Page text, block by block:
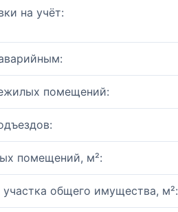
на учёт:
помещений:
помещений, м²:
общего имущества, м²: